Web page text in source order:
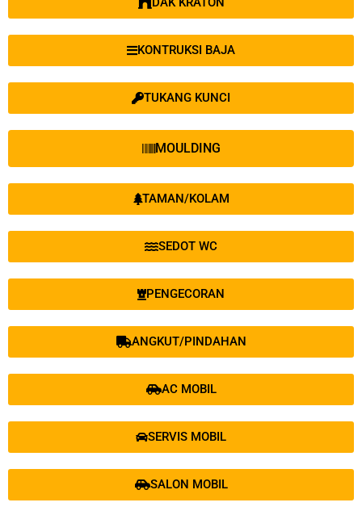
KONTRUKSI BAJA
TUKANG KUNCI
MOULDING
TAMAN/KOLAM
SEDOT WC
PENGECORAN
ANGKUT/PINDAHAN
AC MOBIL
SERVIS MOBIL
SALON MOBIL